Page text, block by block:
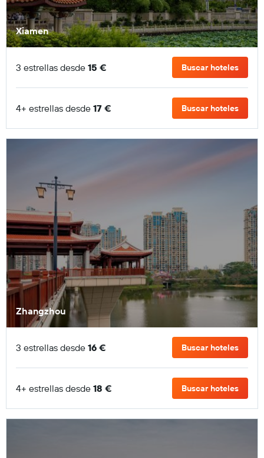
Xiamen
3 estrellas desde 15 € Buscar hoteles
4+ estrellas desde 17 € Buscar hoteles
Zhangzhou
3 estrellas desde 16 € Buscar hoteles
4+ estrellas desde 18 € Buscar hoteles